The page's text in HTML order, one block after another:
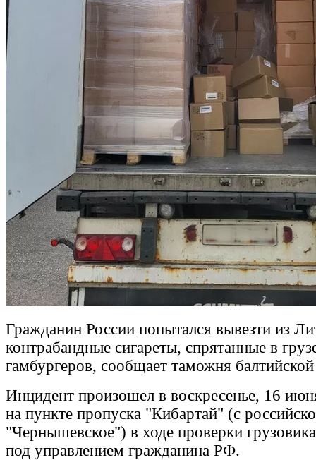
Гражданин России попытался вывезти из
контрабандные сигареты, спрятанные в
гамбургеров, сообщает таможня
Инцидент произошел в воскресенье, 16
на пункте пропуска "Кибартай" (c
"Чернышевское") в ходе проверки
под управлением гражданина РФ.